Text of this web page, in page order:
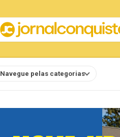
Navegue pelas categorias